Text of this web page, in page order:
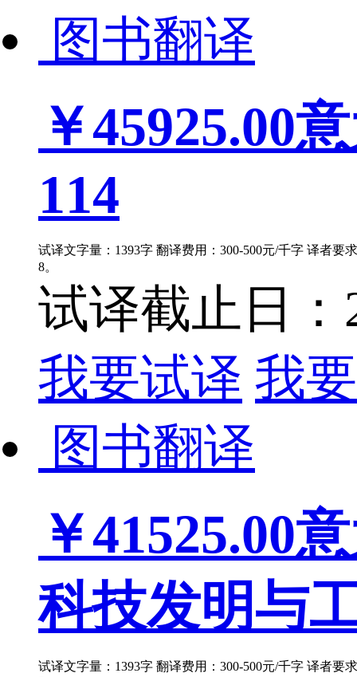
图书翻译
￥45925.00
114
试译文字量：1393字 翻译费用：300-500元/千字 译者要
8。
试译截止日：
我要试译 我
图书翻译
￥41525.00
科技发明与
试译文字量：1393字 翻译费用：300-500元/千字 译者要